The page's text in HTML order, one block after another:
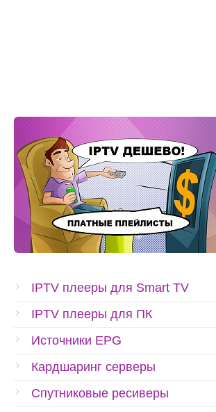
IPTV плееры для Smart TV
IPTV плееры для ПК
Источники EPG
Кардшаринг серверы
Спутниковые ресиверы